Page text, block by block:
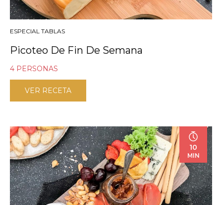
ESPECIAL TABLAS
Picoteo De Fin De Semana
4 PERSONAS
VER RECETA
10
MIN